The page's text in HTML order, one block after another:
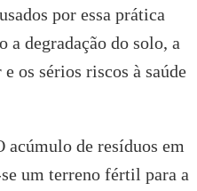
por essa prática
degradação do solo, a
os sérios riscos à saúde
acúmulo de resíduos em
um terreno fértil para a